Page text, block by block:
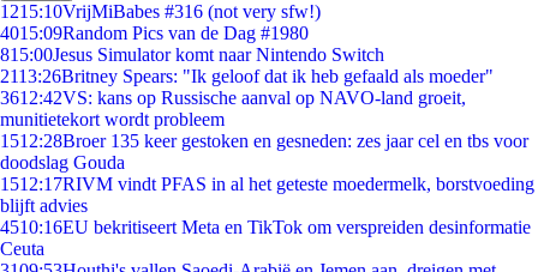
1215:10VrijMiBabes #316 (not very sfw!)
4015:09Random Pics van de Dag #1980
815:00Jesus Simulator komt naar Nintendo Switch
2113:26Britney Spears: "Ik geloof dat ik heb gefaald als moeder"
3612:42VS: kans op Russische aanval op NAVO-land groeit,
munitietekort wordt probleem
1512:28Broer 135 keer gestoken en gesneden: zes jaar cel en tbs voor
doodslag Gouda
1512:17RIVM vindt PFAS in al het geteste moedermelk, borstvoeding
blijft advies
4510:16EU bekritiseert Meta en TikTok om verspreiden desinformatie
Ceuta